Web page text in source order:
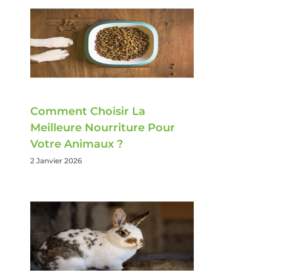
Comment Choisir La
Meilleure Nourriture Pour
Votre Animaux ?
2 Janvier 2026